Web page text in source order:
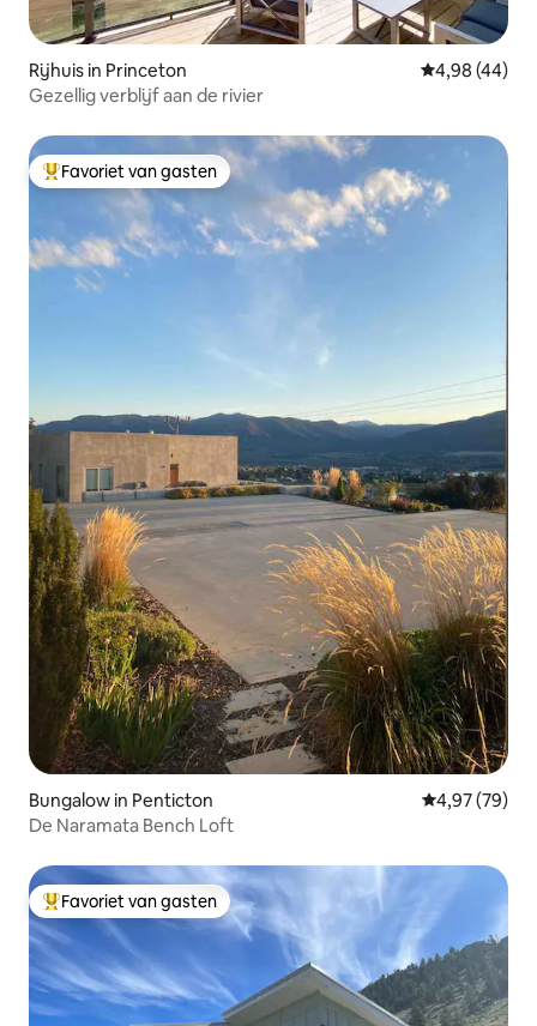
Rijhuis in Princeton Gemiddelde
4,98 (44)
Gezellig verblijf aan de rivier
Topfavoriet van gasten
Favoriet van gasten
Bungalow in Penticton Gemiddelde
4,97 (79)
De Naramata Bench Loft
Topfavoriet van gasten
Favoriet van gasten